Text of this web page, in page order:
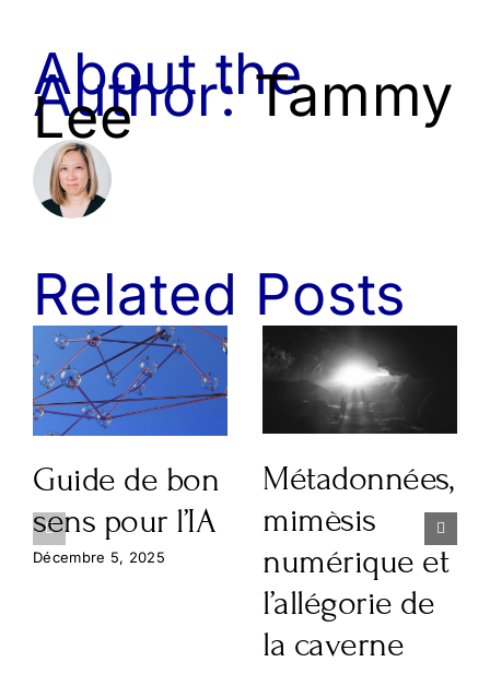
About the
Author:Tammy
Lee
Related Posts
Guide de bon
sens pour l’IA
Décembre 5, 2025
Métadonnées,
mimèsis
numérique et
l’allégorie de
la caverne